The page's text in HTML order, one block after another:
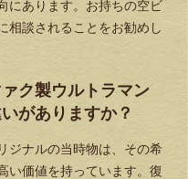
にあります。お持ちの空ビ
相談されることをお勧めし
ク製ウルトラマン
がありますか？
ジナルの当時物は、その希
い価値を持っています。復